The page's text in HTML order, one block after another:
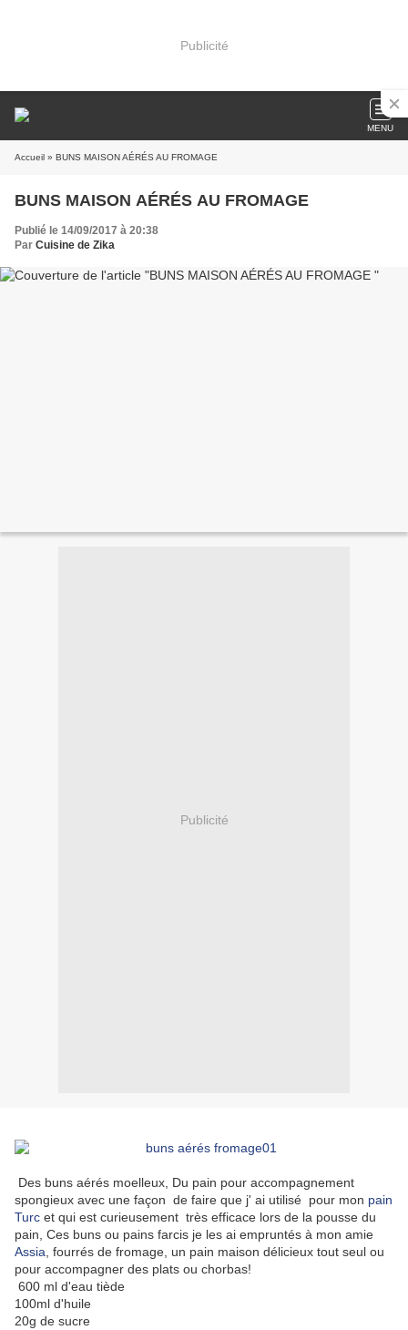
Publicité
MENU
Accueil » BUNS MAISON AÉRÉS AU FROMAGE
BUNS MAISON AÉRÉS AU FROMAGE
Publié le 14/09/2017 à 20:38
Par Cuisine de Zika
Publicité
Des buns aérés moelleux, Du pain pour accompagnement
spongieux avec une façon de faire que j' ai utilisé pour mon pain
Turc et qui est curieusement très efficace lors de la pousse du
pain, Ces buns ou pains farcis je les ai empruntés à mon amie
Assia , fourrés de fromage, un pain maison délicieux tout seul ou
pour accompagner des plats ou chorbas!
600 ml d'eau tiède
100ml d'huile
20g de sucre